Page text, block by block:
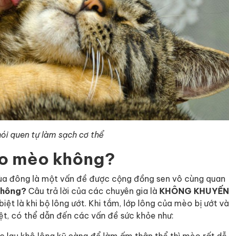
quen tự làm sạch cơ thể
mèo không?
đông là một vấn đề được cộng đồng sen vô cùng quan
Câu trả lời của các chuyên gia là KHÔNG KHUYẾN
là khi bộ lông ướt. Khi tắm, lớp lông của mèo bị ướt và
có thể dẫn đến các vấn đề sức khỏe như: